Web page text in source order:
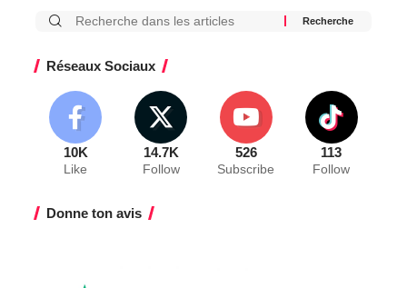
Réseaux Sociaux
10K
Like
14.7K
Follow
526
Subscribe
113
Follow
Donne ton avis